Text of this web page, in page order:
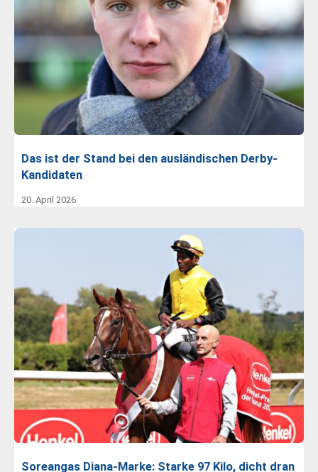
Das ist der Stand bei den ausländischen Derby-
Kandidaten
20. April 2026
Soreangas Diana-Marke: Starke 97 Kilo, dicht dran